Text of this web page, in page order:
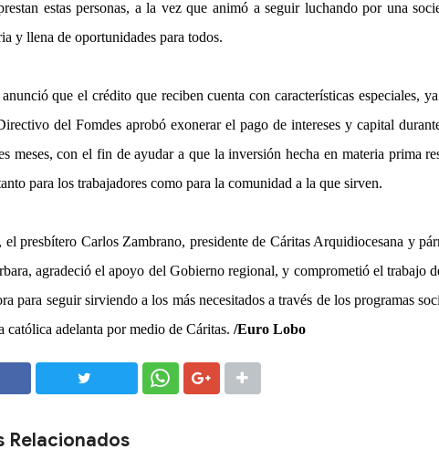
estas personas, a la vez que animó a seguir luchando por una
y llena de oportunidades para todos.
que el crédito que reciben cuenta con características especiales,
del Fomdes aprobó exonerar el pago de intereses y capital
meses, con el fin de ayudar a que la inversión hecha en materia prima
para los trabajadores como para la comunidad a la que sirven.
el presbítero Carlos Zambrano, presidente de Cáritas Arquidiocesana y
agradeció el apoyo del Gobierno regional, y comprometió el trabajo
para seguir sirviendo a los más necesitados a través de los programas
católica adelanta por medio de Cáritas. /Euro Lobo
Relacionados